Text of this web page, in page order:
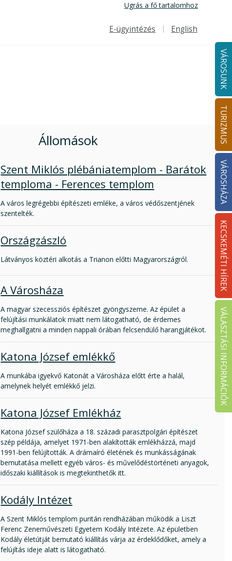
Ugrás a fő tartalomhoz
Felső navigáció
E-ügyintézés English
VÁROSUNK
TURIZMUS
VÁROSHÁZA
KECSKEMÉTI HÍREK
VÁLASZTÁSI INFORMÁCIÓK
Állomások
Szent Miklós plébániatemplom - Barátok
temploma - Ferences templom
A város legrégebbi építészeti emléke, a város védőszentjének
szentelték.
Országzászló
Látványos köztéri alkotás a Trianon előtti Magyarországról.
A Városháza
A magyar szecessziós építészet gyöngyszeme. Az épület a
felújítási munkálatok miatt nem látogatható, de érdemes
meghallgatni a minden nappali órában felcsendülő harangjátékot.
Katona József emlékkő
A munkába igyekvő Katonát a Városháza előtt érte a halál,
amelynek helyét emlékkő jelzi.
Katona József Emlékház
Katona József szülőháza a 18. századi parasztpolgári építészet
szép példája, amelyet 1971-ben alakították emlékházzá, majd
1991-ben felújították. A drámaíró életének és munkásságának
bemutatása mellett egyéb város- és művelődéstörténeti anyagok,
időszaki kiállítások is megtekinthetők itt.
Kodály Intézet
A Szent Miklós templom puritán rendházában működik a Liszt
Ferenc Zeneművészeti Egyetem Kodály Intézete. Az épületben
Kodály életútját bemutató kiállítás várja az érdeklődőket, amely a
felújítás ideje alatt is látogatható.